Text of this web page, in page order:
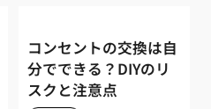
コンセントの交換は自
分でできる？DIYのリ
スクと注意点